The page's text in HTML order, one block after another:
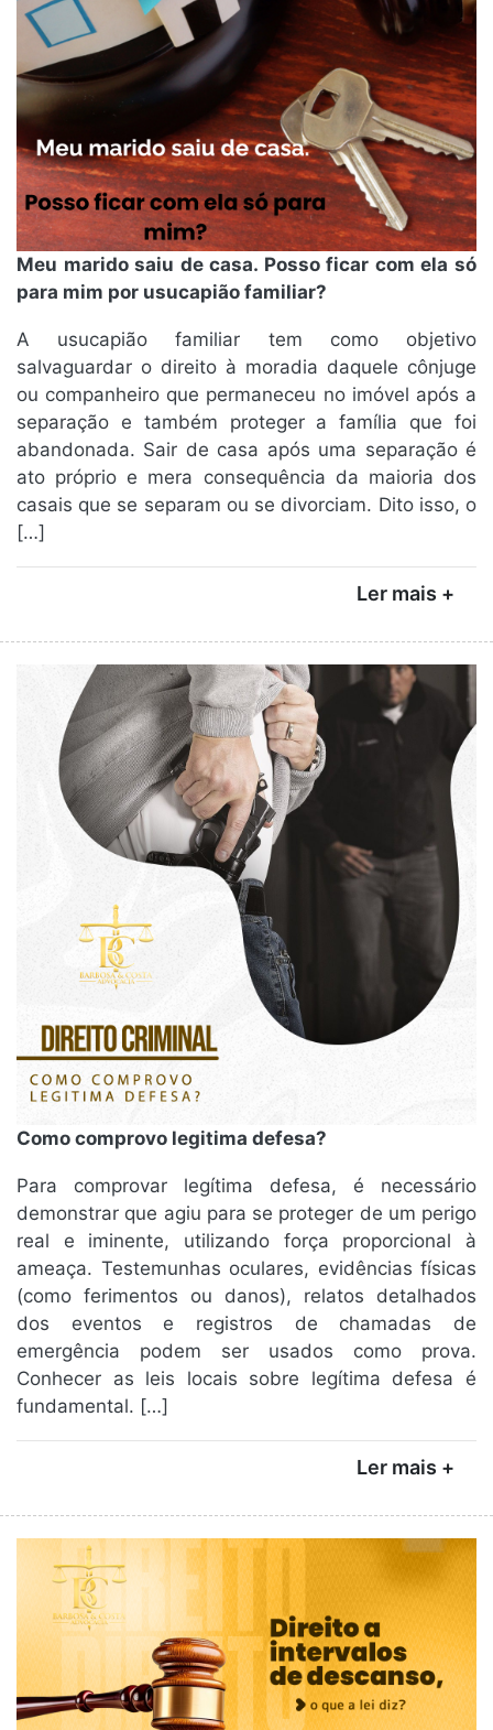
Meu marido saiu de casa. Posso ficar com ela só
para mim por usucapião familiar?
A usucapião familiar tem como objetivo
salvaguardar o direito à moradia daquele cônjuge
ou companheiro que permaneceu no imóvel após a
separação e também proteger a família que foi
abandonada. Sair de casa após uma separação é
ato próprio e mera consequência da maioria dos
casais que se separam ou se divorciam. Dito isso, o
[…]
Ler mais +
Como comprovo legitima defesa?
Para comprovar legítima defesa, é necessário
demonstrar que agiu para se proteger de um perigo
real e iminente, utilizando força proporcional à
ameaça. Testemunhas oculares, evidências físicas
(como ferimentos ou danos), relatos detalhados
dos eventos e registros de chamadas de
emergência podem ser usados como prova.
Conhecer as leis locais sobre legítima defesa é
fundamental. […]
Ler mais +